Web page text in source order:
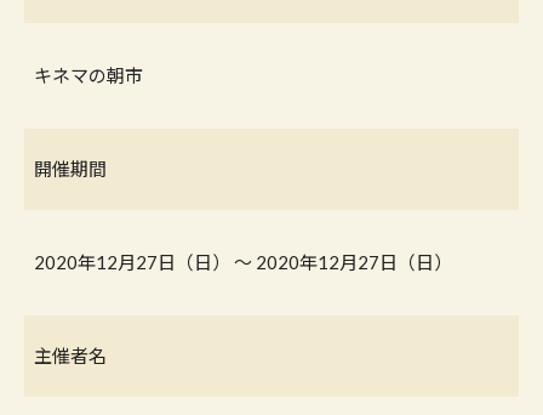
キネマの朝市
開催期間
2020年12月27日（日） 〜 2020年12月27日（日）
主催者名